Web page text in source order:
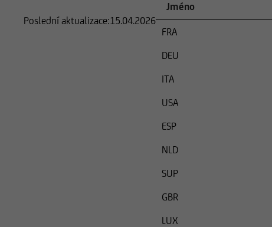
Poslední aktualizace:15.04.2026
Jméno
FRA
DEU
ITA
USA
ESP
NLD
SUP
GBR
LUX